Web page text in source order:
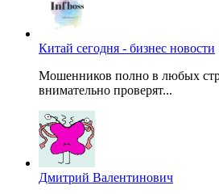
Китай сегодня - бизнес новости
Мошенников полно в любых
внимательно проверят...
Дмитрий Валентинович